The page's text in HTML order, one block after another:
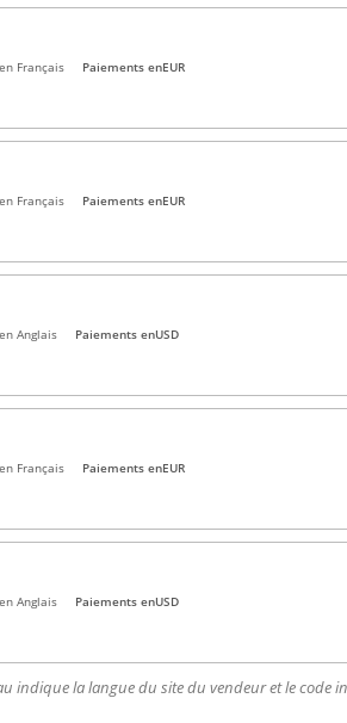
Français Paiements enEUR
Français Paiements enEUR
Anglais Paiements enUSD
Français Paiements enEUR
Anglais Paiements enUSD
indique la langue du site du vendeur et le code